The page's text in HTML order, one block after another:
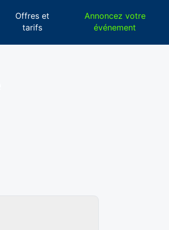
Offres et
tarifs
Annoncez votre
événement